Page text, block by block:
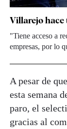
Villarejo hace
"Tiene acceso a
empresas, por lo
A pesar de que
esta semana
paro, el
gracias al